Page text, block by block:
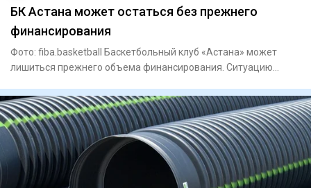
БК Астана может остаться без прежнего
финансирования
Фото: fiba.basketball Баскетбольный клуб «Астана» может
лишиться прежнего объема финансирования. Ситуацию